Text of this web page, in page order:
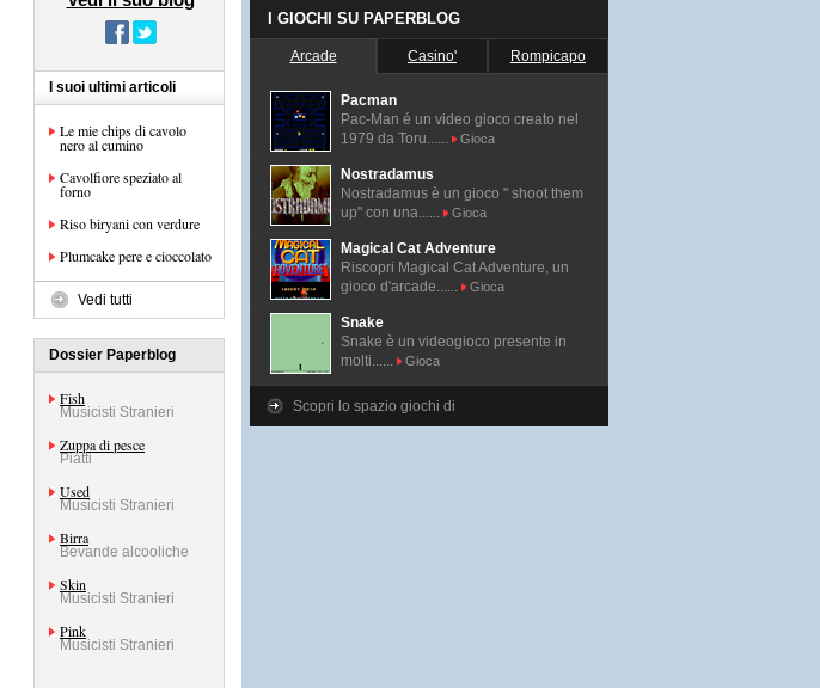
I suoi ultimi articoli
Le mie chips di cavolo
nero al cumino
Cavolfiore speziato al
forno
Riso biryani con verdure
Plumcake pere e cioccolato
Vedi tutti
Dossier Paperblog
Fish
Musicisti Stranieri
Zuppa di pesce
Piatti
Used
Musicisti Stranieri
Birra
Bevande alcooliche
Skin
Musicisti Stranieri
Pink
Musicisti Stranieri
I GIOCHI SU PAPERBLOG
Arcade Casino' Rompicapo
Pacman
Pac-Man é un video gioco creato nel
1979 da Toru......
Gioca
Nostradamus
Nostradamus è un gioco " shoot them
up" con una......
Gioca
Magical Cat Adventure
Riscopri Magical Cat Adventure, un
gioco d'arcade......
Gioca
Snake
Snake è un videogioco presente in
molti......
Gioca
Scopri lo spazio giochi di